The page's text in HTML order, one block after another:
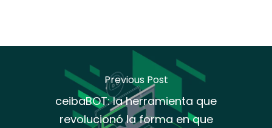
Previous Post
ceibaBOT: la herramienta que
revolucionó la forma en que